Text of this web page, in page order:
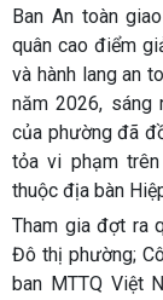
Ban An toàn
quân cao điểm
và hành lang an
năm 2026,
của phường đã
tỏa vi phạm
thuộc địa bàn
Tham gia đợt ra
Đô thị phường;
ban MTTQ Việt